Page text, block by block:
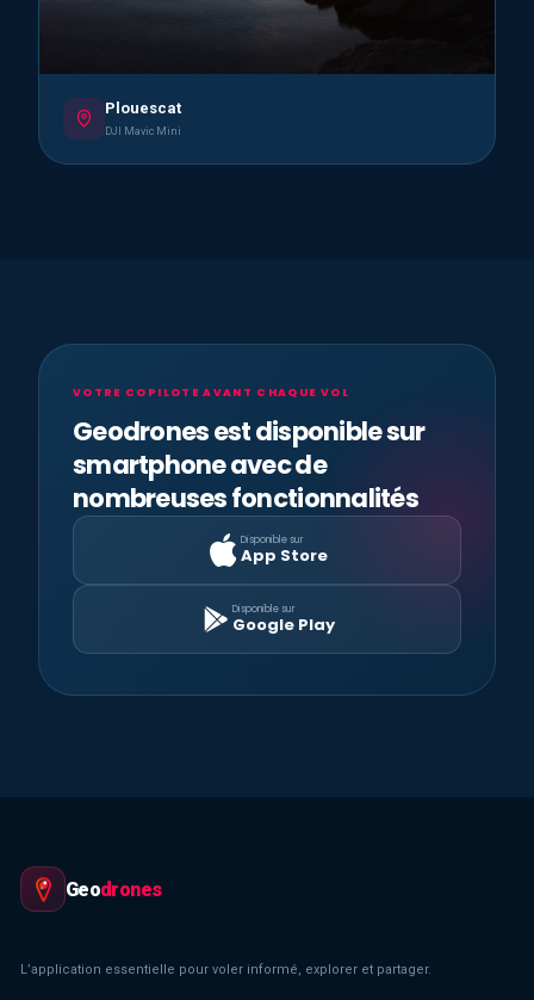
Plouescat
DJI Mavic Mini
VOTRE COPILOTE AVANT CHAQUE VOL
Geodrones est disponible sur
smartphone avec de
nombreuses fonctionnalités
Disponible sur
App Store
Disponible sur
Google Play
Geodrones
L’application essentielle pour voler informé, explorer et partager.